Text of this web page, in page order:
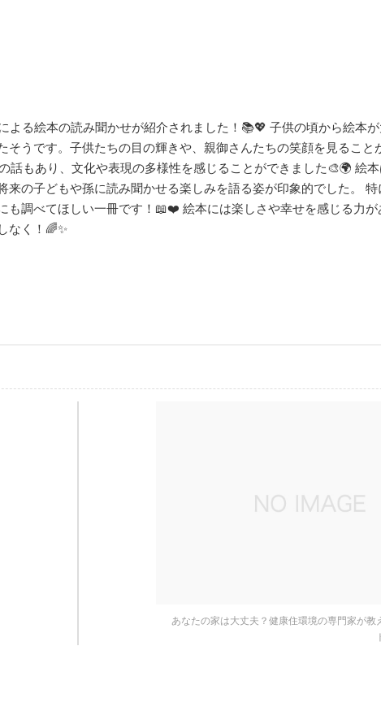
る絵本の読み聞かせが紹介されました！📚💖 子供の頃から絵本が
うです。子供たちの目の輝きや、親御さんたちの笑顔を見ること
話もあり、文化や表現の多様性を感じることができました🎨🌍 絵
の子どもや孫に読み聞かせる楽しみを語る姿が印象的でした。 特
も調べてほしい一冊です！📖❤️ 絵本には楽しさや幸せを感じる力が
なく！🌈✨
あなたの家は大丈夫？健康住環境の専門家が